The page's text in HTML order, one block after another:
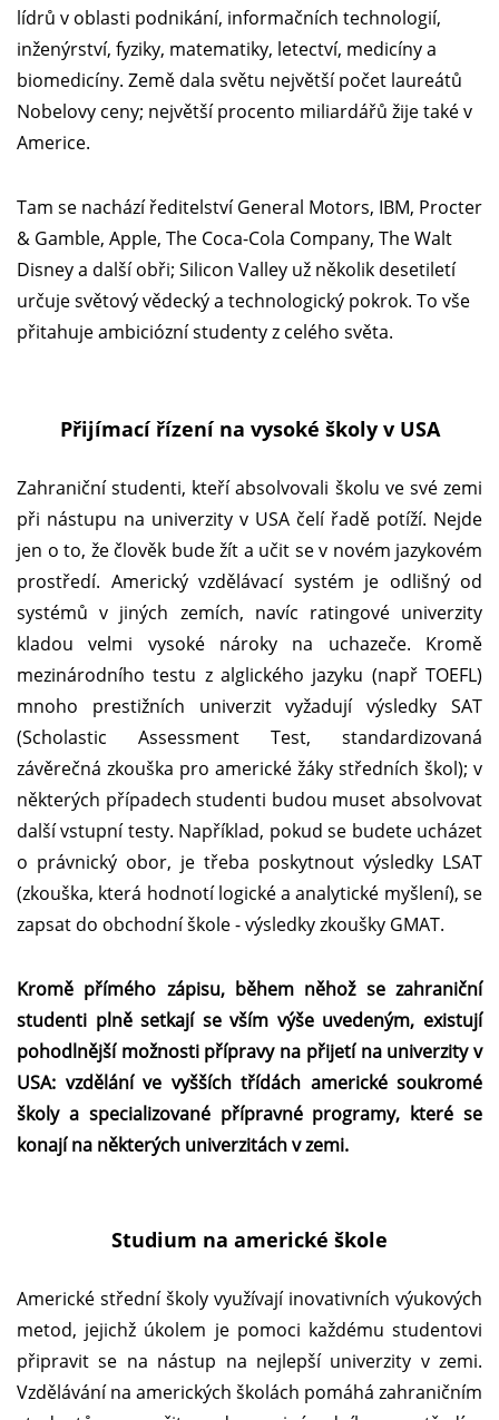
lídrů v oblasti podnikání, informačních technologií,
inženýrství, fyziky, matematiky, letectví, medicíny a
biomedicíny. Země dala světu největší počet laureátů
Nobelovy ceny; největší procento miliardářů žije také v
Americe.
Tam se nachází ředitelství General Motors, IBM, Procter
& Gamble, Apple, The Coca-Cola Company, The Walt
Disney a další obři; Silicon Valley už několik desetiletí
určuje světový vědecký a technologický pokrok. To vše
přitahuje ambiciózní studenty z celého světa.
Přijímací řízení na vysoké školy v USA
Zahraniční studenti, kteří absolvovali školu ve své zemi
při nástupu na univerzity v USA čelí řadě potíží. Nejde
jen o to, že člověk bude žít a učit se v novém jazykovém
prostředí. Americký vzdělávací systém je odlišný od
systémů v jiných zemích, navíc ratingové univerzity
kladou velmi vysoké nároky na uchazeče. Kromě
mezinárodního testu z alglického jazyku (např TOEFL)
mnoho prestižních univerzit vyžadují výsledky SAT
(Scholastic Assessment Test, standardizovaná
závěrečná zkouška pro americké žáky středních škol); v
některých případech studenti budou muset absolvovat
další vstupní testy. Například, pokud se budete ucházet
o právnický obor, je třeba poskytnout výsledky LSAT
(zkouška, která hodnotí logické a analytické myšlení), se
zapsat do obchodní škole - výsledky zkoušky GMAT.
Kromě přímého zápisu, během něhož se zahraniční
studenti plně setkají se vším výše uvedeným, existují
pohodlnější možnosti přípravy na přijetí na univerzity v
USA: vzdělání ve vyšších třídách americké soukromé
školy a specializované přípravné programy, které se
konají na některých univerzitách v zemi.
Studium na americké škole
Americké střední školy využívají inovativních výukových
metod, jejichž úkolem je pomoci každému studentovi
připravit se na nástup na nejlepší univerzity v zemi.
Vzdělávání na amerických školách pomáhá zahraničním